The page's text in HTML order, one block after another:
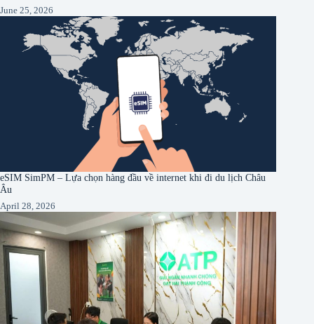
June 25, 2026
eSIM SimPM – Lựa chọn hàng đầu về internet khi đi du lịch Châu
Âu
April 28, 2026